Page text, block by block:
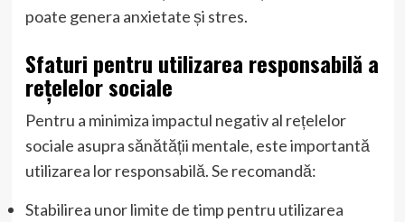
poate genera anxietate și stres.
Sfaturi pentru utilizarea responsabilă a
rețelelor sociale
Pentru a minimiza impactul negativ al rețelelor
sociale asupra sănătății mentale, este importantă
utilizarea lor responsabilă. Se recomandă:
Stabilirea unor limite de timp pentru utilizarea